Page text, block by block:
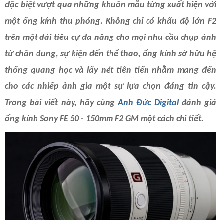
đặc biệt vượt qua những khuôn mẫu từng xuất hiện với
một ống kính thu phóng. Không chỉ có khẩu độ lớn F2
trên một dải tiêu cự đa năng cho mọi nhu cầu chụp ảnh
từ chân dung, sự kiện đến thể thao, ống kính sở hữu hệ
thống quang học và lấy nét tiên tiến nhằm mang đến
cho các nhiếp ảnh gia một sự lựa chọn đáng tin cậy.
Trong bài viết này, hãy cùngAnh Đức Digitalđánh giá
ống kính Sony FE 50 - 150mm F2 GM một cách chi tiết.